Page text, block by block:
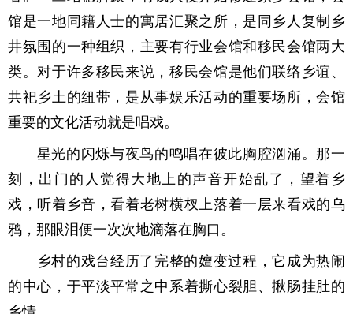
馆是一地同籍人士的寓居汇聚之所，是同乡人复制乡
井氛围的一种组织，主要有行业会馆和移民会馆两大
类。对于许多移民来说，移民会馆是他们联络乡谊、
共祀乡土的纽带，是从事娱乐活动的重要场所，会馆
重要的文化活动就是唱戏。
星光的闪烁与夜鸟的鸣唱在彼此胸腔汹涌。那一
刻，出门的人觉得大地上的声音开始乱了，望着乡
戏，听着乡音，看着老树横杈上落着一层来看戏的乌
鸦，那眼泪便一次次地滴落在胸口。
乡村的戏台经历了完整的嬗变过程，它成为热闹
的中心，于平淡平常之中系着撕心裂胆、揪肠挂肚的